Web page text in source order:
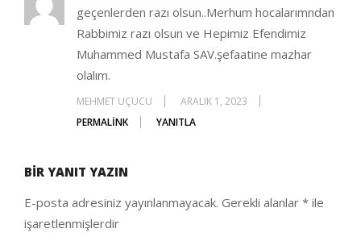
geçenlerden razı olsun..Merhum hocalarımndan
Rabbimiz razı olsun ve Hepimiz Efendimiz
Muhammed Mustafa SAV.şefaatine mazhar
olalım.
MEHMET UÇUCU
ARALIK 1, 2023
PERMALINK
YANITLA
BIR YANIT YAZIN
E-posta adresiniz yayınlanmayacak. Gerekli alanlar * ile
işaretlenmişlerdir